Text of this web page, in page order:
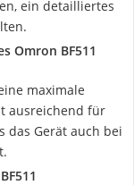
ein detailliertes
Omron BF511
maximale
ausreichend für
das Gerät auch bei